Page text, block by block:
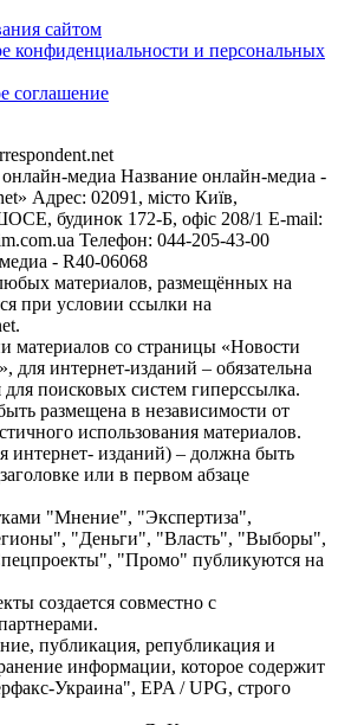
сайтом
конфиденциальности и персональных
соглашение
медиа Название онлайн-медиа -
Адрес: 02091, місто Київ,
будинок 172-Б, офіс 208/1 E-mail:
Телефон: 044-205-43-00
- R40-06068
материалов, размещённых на
при условии ссылки на
материалов со страницы «Новости
для интернет-изданий – обязательна
для поисковых систем гиперссылка.
размещена в независимости от
использования материалов.
интернет- изданий) – должна быть
или в первом абзаце
"Мнение", "Экспертиза",
"Деньги", "Власть", "Выборы",
"Промо" публикуются на
создается совместно с
публикация, републикация и
информации, которое содержит
Украина", EPA / UPG, строго